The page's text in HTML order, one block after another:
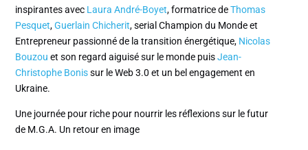
inspirantes avec Laura André-Boyet, formatrice deThomas
Pesquet,Guerlain Chicherit, serial Champion du Monde et
Entrepreneur passionné de la transition énergétique, Nicolas
Bouzou et son regard aiguisé sur le monde puisJean-
Christophe Bonissur le Web 3.0 et un bel engagement en
Ukraine.
Une journée pour riche pour nourrir les réflexions sur le futur
de M.G.A. Un retour en image